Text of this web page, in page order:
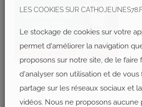
LES COOKIES SUR
Le stockage de cookies sur votre
permet d'améliorer la navigation
proposons sur notre site, de le faire
d'analyser son utilisation et de vous
partage sur les réseaux sociaux et
vidéos. Nous ne proposons aucune